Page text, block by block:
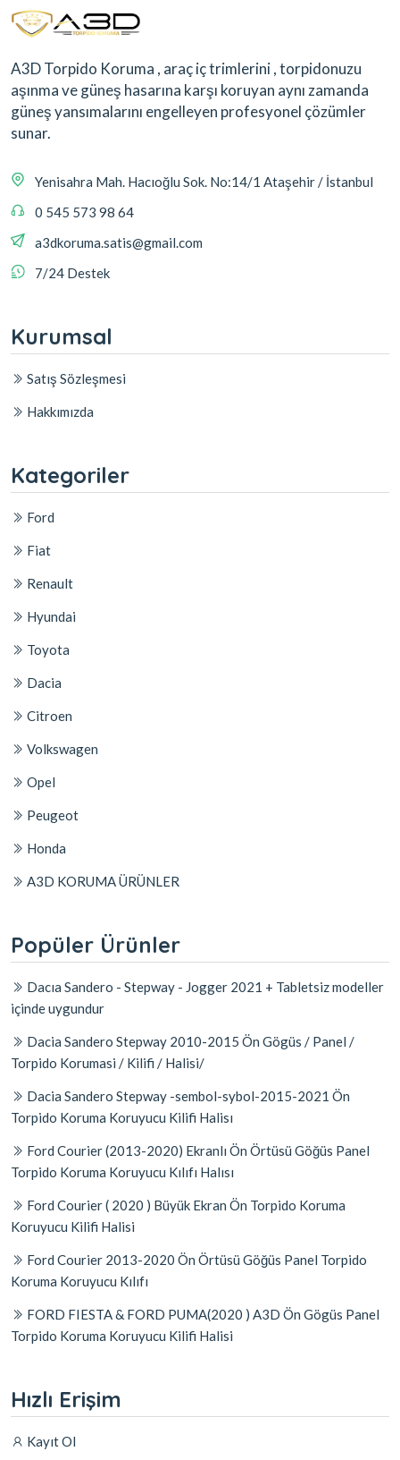
A3D Torpido Koruma , araç iç trimlerini , torpidonuzu
aşınma ve güneş hasarına karşı koruyan aynı zamanda
güneş yansımalarını engelleyen profesyonel çözümler
sunar.
Yenisahra Mah. Hacıoğlu Sok. No:14/1 Ataşehir / İstanbul
0 545 573 98 64
a3dkoruma.satis@gmail.com
7/24 Destek
Kurumsal
Satış Sözleşmesi
Hakkımızda
Kategoriler
Ford
Fiat
Renault
Hyundai
Toyota
Dacia
Citroen
Volkswagen
Opel
Peugeot
Honda
A3D KORUMA ÜRÜNLER
Popüler Ürünler
Dacıa Sandero - Stepway - Jogger 2021 + Tabletsiz modeller
içinde uygundur
Dacia Sandero Stepway 2010-2015 Ön Gögüs / Panel /
Torpido Korumasi / Kilifi / Halisi/
Dacia Sandero Stepway -sembol-sybol-2015-2021 Ön
Torpido Koruma Koruyucu Kilifi Halisı
Ford Courier (2013-2020) Ekranlı Ön Örtüsü Göğüs Panel
Torpido Koruma Koruyucu Kılıfı Halısı
Ford Courier ( 2020 ) Büyük Ekran Ön Torpido Koruma
Koruyucu Kilifi Halisi
Ford Courier 2013-2020 Ön Örtüsü Göğüs Panel Torpido
Koruma Koruyucu Kılıfı
FORD FIESTA & FORD PUMA(2020 ) A3D Ön Gögüs Panel
Torpido Koruma Koruyucu Kilifi Halisi
Hızlı Erişim
Kayıt Ol